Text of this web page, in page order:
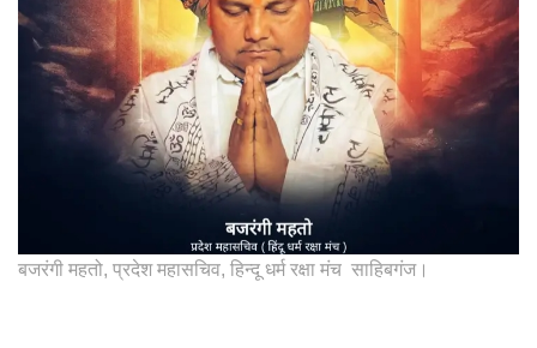
बजरंगी महतो, प्रदेश महासचिव, हिन्दू धर्म रक्षा मंच साहिबगंज।